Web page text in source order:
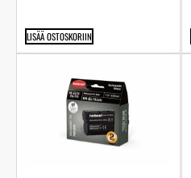
LISÄÄ OSTOSKORIIN